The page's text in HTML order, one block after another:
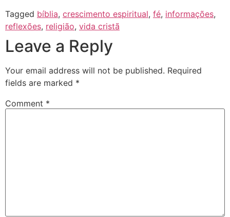
Tagged bíblia, crescimento espiritual, fé, informações,
reflexões, religião, vida cristã
Leave a Reply
Your email address will not be published. Required
fields are marked *
Comment *